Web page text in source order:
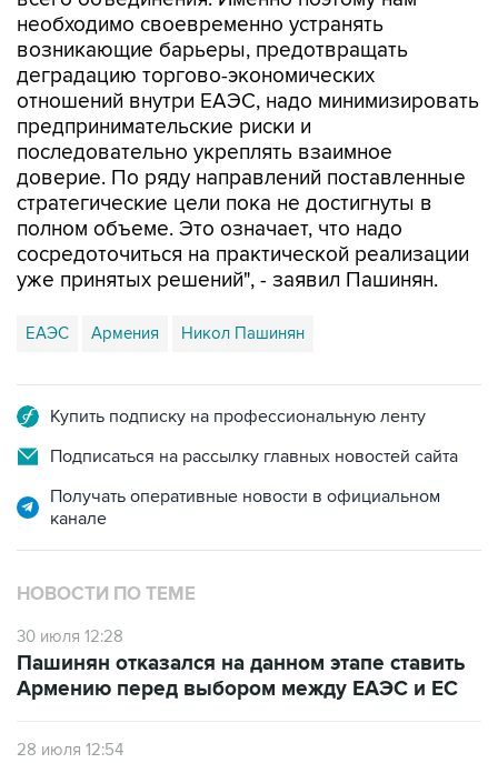
необходимо своевременно устранять
возникающие барьеры, предотвращать
деградацию торгово-экономических
отношений внутри ЕАЭС, надо минимизировать
предпринимательские риски и
последовательно укреплять взаимное
доверие. По ряду направлений поставленные
стратегические цели пока не достигнуты в
полном объеме. Это означает, что надо
сосредоточиться на практической реализации
уже принятых решений", - заявил Пашинян.
ЕАЭС Армения Никол Пашинян
Купить подписку на профессиональную ленту
Подписаться на рассылку главных новостей сайта
Получать оперативные новости в официальном
канале
НОВОСТИ ПО ТЕМЕ
30 июля 12:28
Пашинян отказался на данном этапе ставить
Армению перед выбором между ЕАЭС и ЕС
28 июля 12:54